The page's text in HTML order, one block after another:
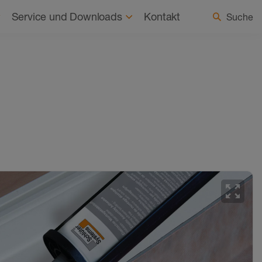
Aktuelles Land / Sprache wählen
Service und Downloads Kontakt Suche
zoom_out_map